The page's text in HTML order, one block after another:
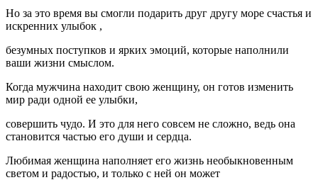
Но за это время вы смогли подарить друг другу море счастья и
искренних улыбок ,
безумных поступков и ярких эмоций, которые наполнили
ваши жизни смыслом.
Когда мужчина находит свою женщину, он готов изменить
мир ради одной ее улыбки,
совершить чудо. И это для него совсем не сложно, ведь она
становится частью его души и сердца.
Любимая женщина наполняет его жизнь необыкновенным
светом и радостью, и только с ней он может